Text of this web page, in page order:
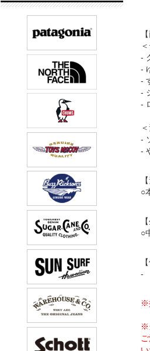
-
-
-
-
-
-
-
○
○
-
※
※